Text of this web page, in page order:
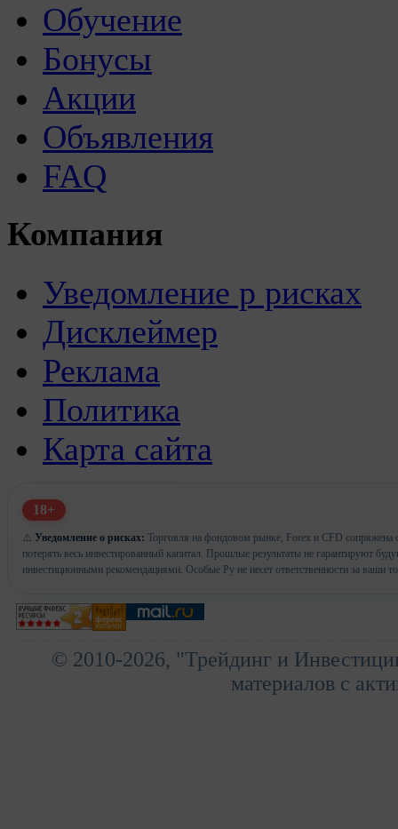
Обучение
Бонусы
Акции
Объявления
FAQ
Компания
Уведомление р рисках
Дисклеймер
Реклама
Политика
Карта сайта
18+
⚠️ Уведомление о рисках: Торговля на фондовом рынке, Forex и CFD сопряжена
потерять весь инвестированный капитал. Прошлые результаты не гарантируют
инвестиционными рекомендациями. Особые Ру не несет ответственности за ваши
© 2010-2026, "Трейдинг и
материалов с